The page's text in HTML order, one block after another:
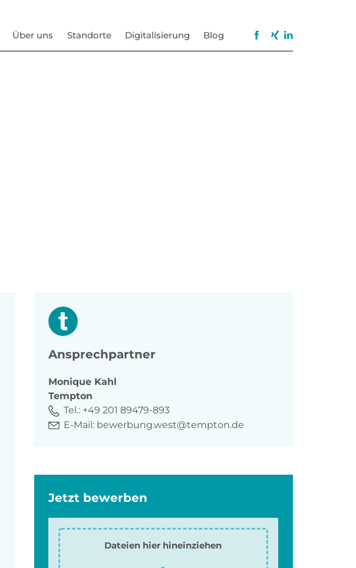
Über uns Standorte Digitalisierung Blog
Ansprechpartner
Monique Kahl
Tempton
Tel.: +49 201 89479-893
E-Mail: bewerbung.west@tempton.de
Jetzt bewerben
Dateien hier hineinziehen